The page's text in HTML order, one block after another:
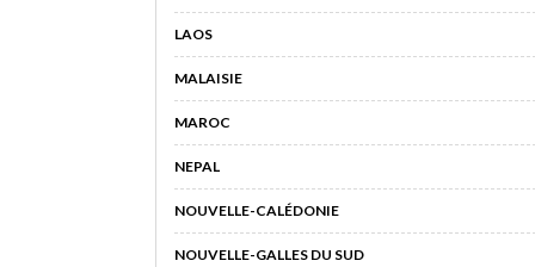
LAOS
MALAISIE
MAROC
NEPAL
NOUVELLE-CALÉDONIE
NOUVELLE-GALLES DU SUD